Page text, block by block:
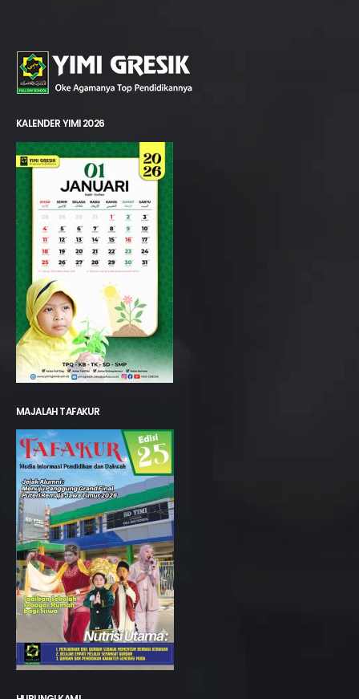
KALENDER YIMI 2026
MAJALAH TAFAKUR